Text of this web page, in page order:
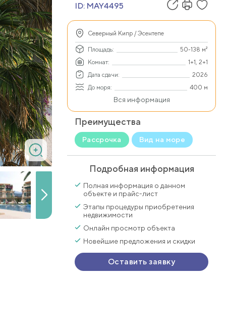
ID: MAY4495
Северный Кипр / Эсентепе
Площадь:
50-138 м²
Комнат:
1+1, 2+1
Дата сдачи:
2026
До моря:
400 м
Вся информация
Преимущества
Рассрочка Вид на море
Подробная информация
Полная информация о данном
объекте и прайс-лист
Этапы процедуры приобретения
недвижимости
Онлайн просмотр объекта
Новейшие предложения и скидки
Оставить заявку